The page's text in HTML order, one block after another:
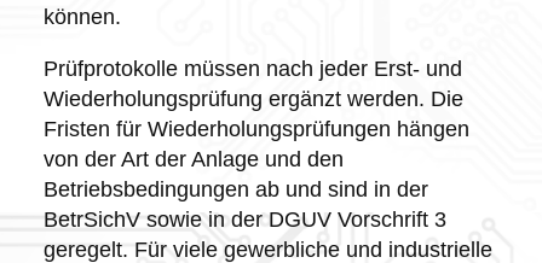
können.
Prüfprotokolle müssen nach jeder Erst- und
Wiederholungsprüfung ergänzt werden. Die
Fristen für Wiederholungsprüfungen hängen
von der Art der Anlage und den
Betriebsbedingungen ab und sind in der
BetrSichV sowie in der DGUV Vorschrift 3
geregelt. Für viele gewerbliche und industrielle